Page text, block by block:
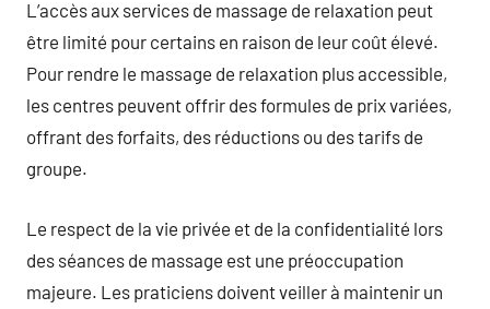
L’accès aux services de massage de relaxation peut
être limité pour certains en raison de leur coût élevé.
Pour rendre le massage de relaxation plus accessible,
les centres peuvent offrir des formules de prix variées,
offrant des forfaits, des réductions ou des tarifs de
groupe.
Le respect de la vie privée et de la confidentialité lors
des séances de massage est une préoccupation
majeure. Les praticiens doivent veiller à maintenir un